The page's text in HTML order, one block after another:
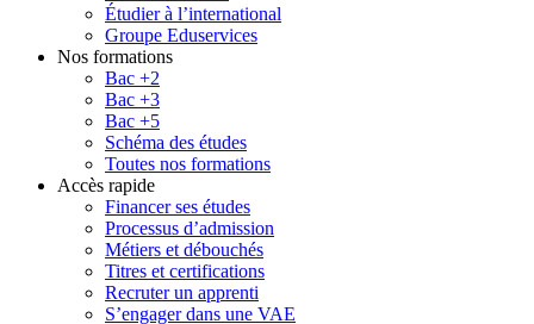
Étudier à l’international
Groupe Eduservices
Nos formations
Bac +2
Bac +3
Bac +5
Schéma des études
Toutes nos formations
Accès rapide
Financer ses études
Processus d’admission
Métiers et débouchés
Titres et certifications
Recruter un apprenti
S’engager dans une VAE